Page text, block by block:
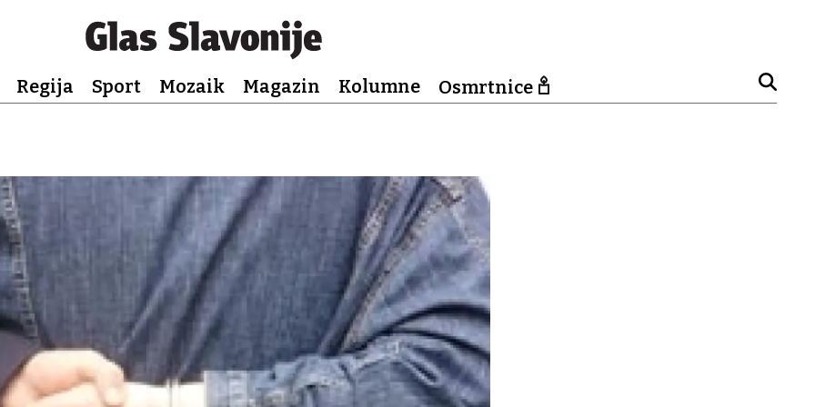
Regija Sport Mozaik Magazin Kolumne Osmrtnice